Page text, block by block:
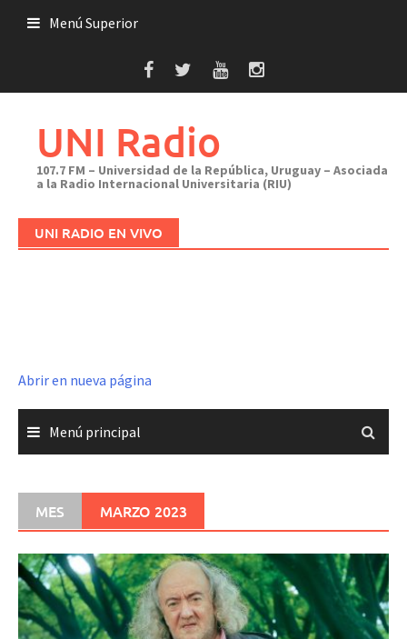
Menú Superior
UNI Radio
107.7 FM – Universidad de la República, Uruguay – Asociada
a la Radio Internacional Universitaria (RIU)
UNI RADIO EN VIVO
Abrir en nueva página
Menú principal
MES MARZO 2023